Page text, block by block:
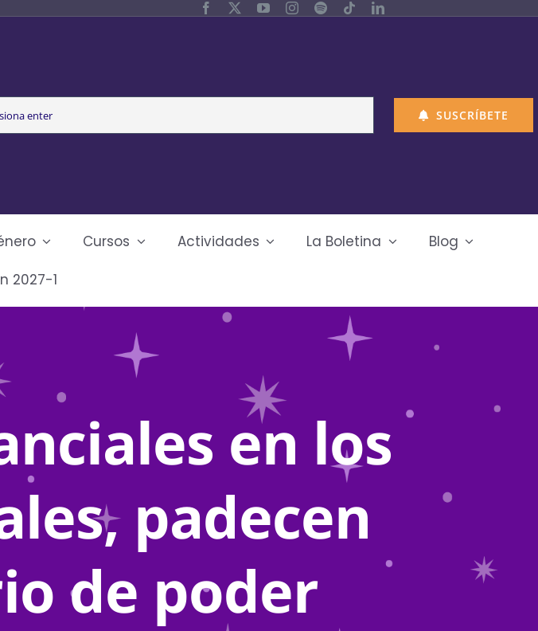
SUSCRÍBETE
Cursos Actividades La Boletina
Blog
2027-1
en los
padecen
de poder